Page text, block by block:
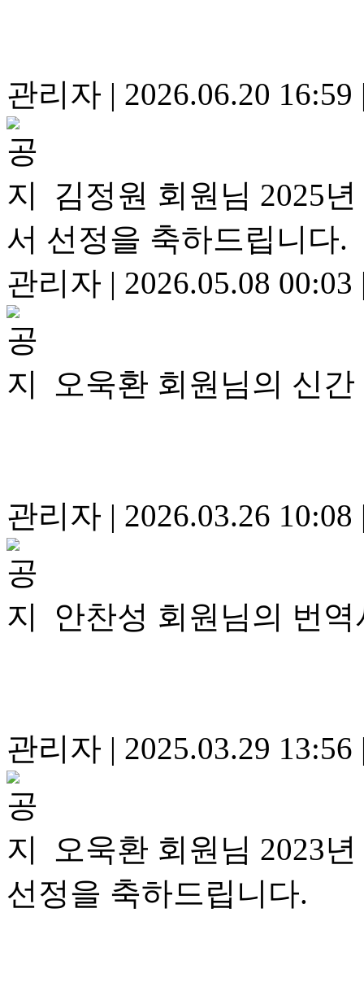
관리자 | 2026.06.20 16:59
김정원 회원님 2025
서 선정을 축하드립니다.
관리자 | 2026.05.08 00:03
오욱환 회원님의 신
관리자 | 2026.03.26 10:08
안찬성 회원님의 번
관리자 | 2025.03.29 13:56
오욱환 회원님 2023
선정을 축하드립니다.